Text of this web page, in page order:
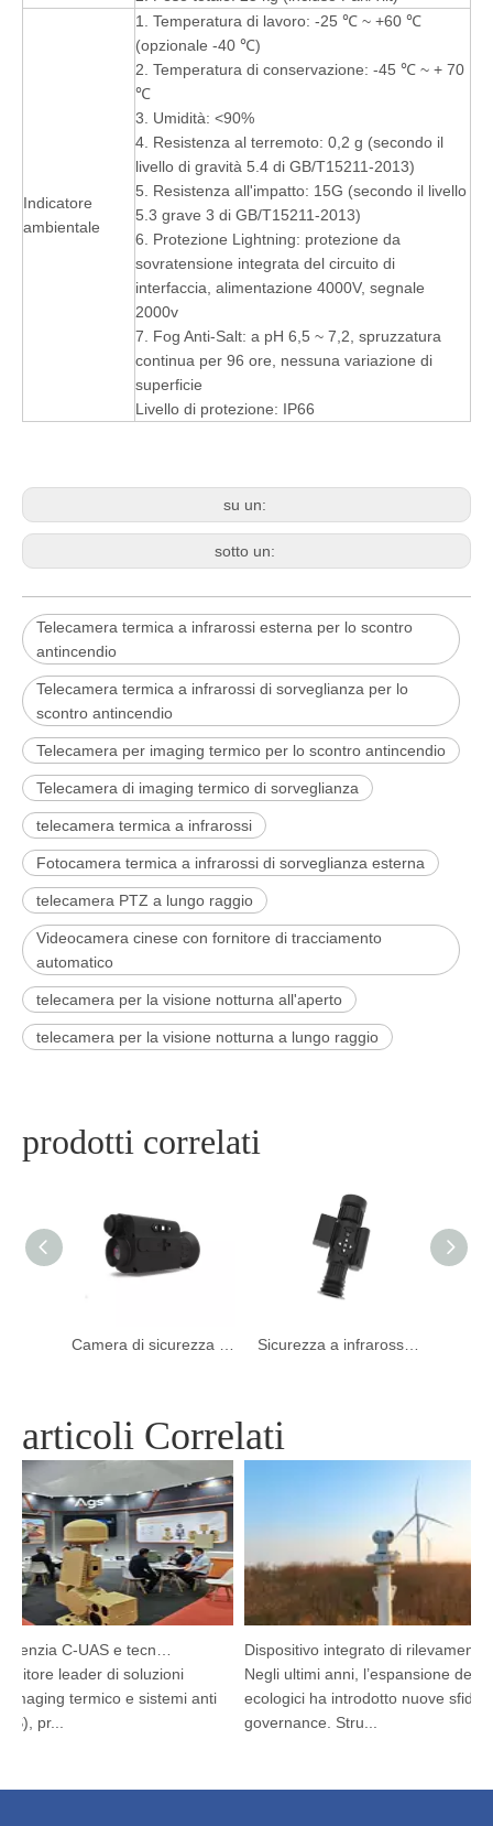
Indicatore
ambientale
1. Temperatura di lavoro: -25 ℃ ~ +60 ℃
(opzionale -40 ℃)
2. Temperatura di conservazione: -45 ℃ ~ + 70
℃
3. Umidità: <90%
4. Resistenza al terremoto: 0,2 g (secondo il
livello di gravità 5.4 di GB/T15211-2013)
5. Resistenza all'impatto: 15G (secondo il livello
5.3 grave 3 di GB/T15211-2013)
6. Protezione Lightning: protezione da
sovratensione integrata del circuito di
interfaccia, alimentazione 4000V, segnale
2000v
7. Fog Anti-Salt: a pH 6,5 ~ 7,2, spruzzatura
continua per 96 ore, nessuna variazione di
superficie
Livello di protezione: IP66
su un:
sotto un:
Telecamera termica a infrarossi esterna per lo scontro
antincendio
Telecamera termica a infrarossi di sorveglianza per lo
scontro antincendio
Telecamera per imaging termico per lo scontro antincendio
Telecamera di imaging termico di sorveglianza
telecamera termica a infrarossi
Fotocamera termica a infrarossi di sorveglianza esterna
telecamera PTZ a lungo raggio
Videocamera cinese con fornitore di tracciamento
automatico
telecamera per la visione notturna all'aperto
telecamera per la visione notturna a lungo raggio
prodotti correlati
articoli Correlati
Argustec evidenzia C-UAS e tecnologia termica all'avanguardia a Kuala Lumpur
leader di soluzioni
termico e sistemi anti
pr...
Dispositivo integrato di rilevamento e tracciamento HP-PRS: una visione panoramica per la protezione degli uccelli
Negli ultimi anni, l’espansione dei
ecologici ha introdotto nuove sfide di
governance. Stru...